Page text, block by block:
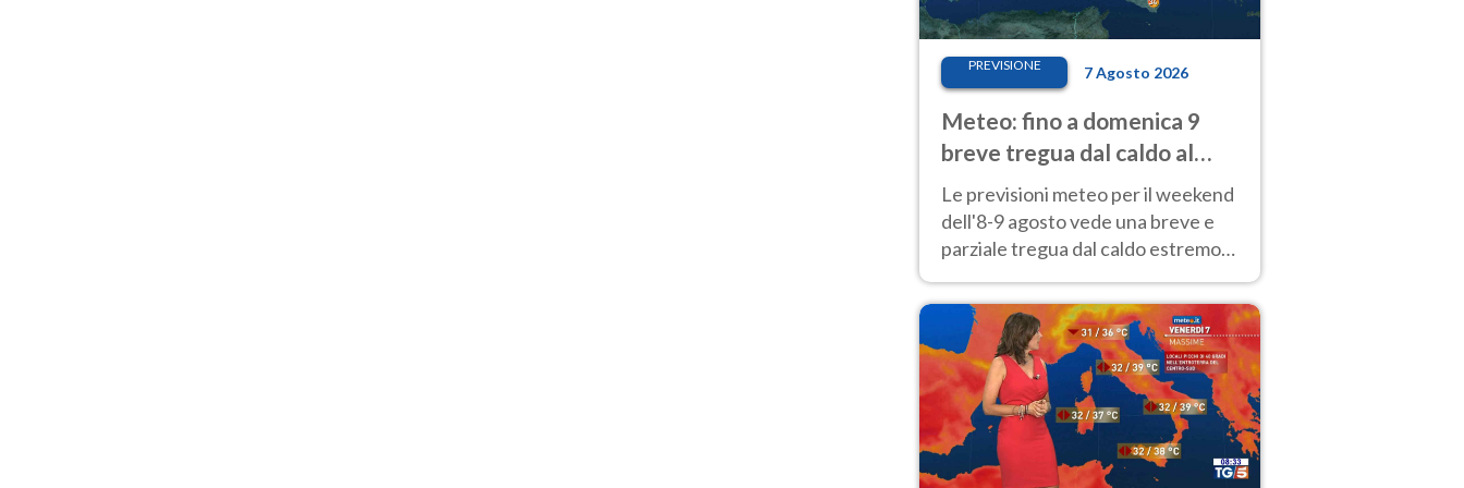
PREVISIONE 7 Agosto 2026
Meteo: fino a domenica 9
breve tregua dal caldo al
Nord! Altrove calura e afa
Le previsioni meteo per il weekend
dell'8-9 agosto vede una breve e
parziale tregua dal caldo estremo
40 gradi.